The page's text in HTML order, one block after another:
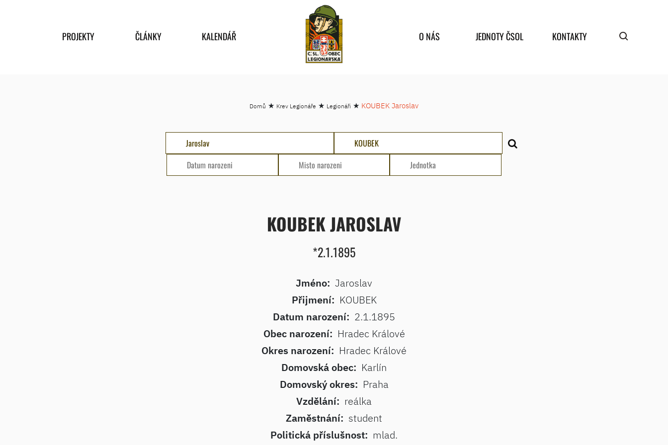
PROJEKTY ČLÁNKY KALENDÁŘ O NÁS JEDNOTY ČSOL KONTAKTY
Domů ★ Krev Legionáře ★ Legionáři ★ KOUBEK Jaroslav
KOUBEK JAROSLAV
*2.1.1895
Jméno: Jaroslav
Přijmení: KOUBEK
Datum narození: 2.1.1895
Obec narození: Hradec Králové
Okres narození: Hradec Králové
Domovská obec: Karlín
Domovský okres: Praha
Vzdělání: reálka
Zaměstnání: student
Politická příslušnost: mlad.